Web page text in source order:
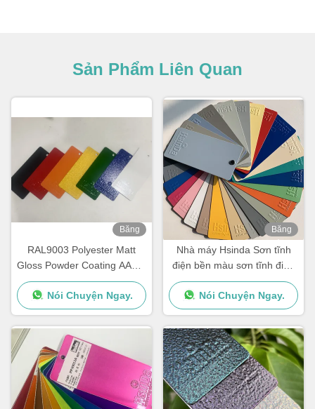
Sản Phẩm Liên Quan
Băng
RAL9003 Polyester Matt
Gloss Powder Coating AAMA
được chứng nhận cho kiến
trúc
Nói Chuyện Ngay.
Băng
Nhà máy Hsinda Sơn tĩnh
điện bền màu sơn tĩnh điện
khác nhau trong kho
Nói Chuyện Ngay.